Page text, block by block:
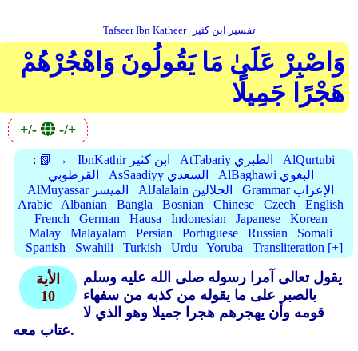
Tafseer Ibn Katheer تفسير ابن كثير
وَاصْبِرْ عَلَىٰ مَا يَقُولُونَ وَاهْجُرْهُمْ
هَجْرًا جَمِيلًا
+/- -/+
: 📗 → IbnKathir ابن كثير AtTabariy الطبري
AlQurtubi
القرطوبي
AsSaadiyy السعدي
AlBaghawi البغوي
AlMuyassar الميسر
AlJalalain الجلالين
Grammar الإعراب
Arabic
Albanian Bangla Bosnian Chinese Czech
English
French
German Hausa Indonesian Japanese
Korean
Malay
Malayalam Persian Portuguese Russian
Somali
Spanish
Swahili Turkish Urdu Yoruba Transliteration [+]
الأية
10
يقول تعالى آمرا رسوله صلى الله عليه وسلم
بالصبر على ما يقوله من كذبه من سفهاء
قومه وأن يهجرهم هجرا جميلا وهو الذي لا
عتاب معه.